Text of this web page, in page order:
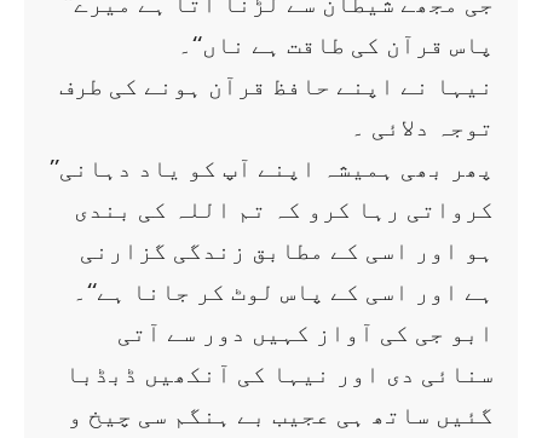
پاس قرآن کی طاقت ہے ناں‘‘۔
نیہا نے اپنے حافظ قرآن ہونے کی طرف
توجہ دلائی ۔
’’پھر بھی ہمیشہ اپنے آپ کو یاد دہانی
کرواتی رہا کرو کہ تم اللہ کی بندی
ہو اور اسی کے مطابق زندگی گزارنی
ہے اور اسی کے پاس لوٹ کر جانا ہے‘‘۔
ابو جی کی آواز کہیں دور سے آتی
سنائی دی اور نیہا کی آنکھیں ڈبڈبا
گئیں ساتھ ہی عجیب بے ہنگم سی چیخ و